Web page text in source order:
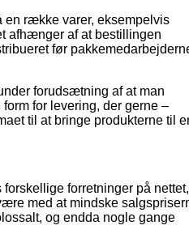
en række varer, eksempelvis
afhænger af at bestillingen
før
forudsætning af at man
for levering, der gerne –
til at bringe produkterne til
forretninger på nettet,
med at mindske
og endda nogle gange